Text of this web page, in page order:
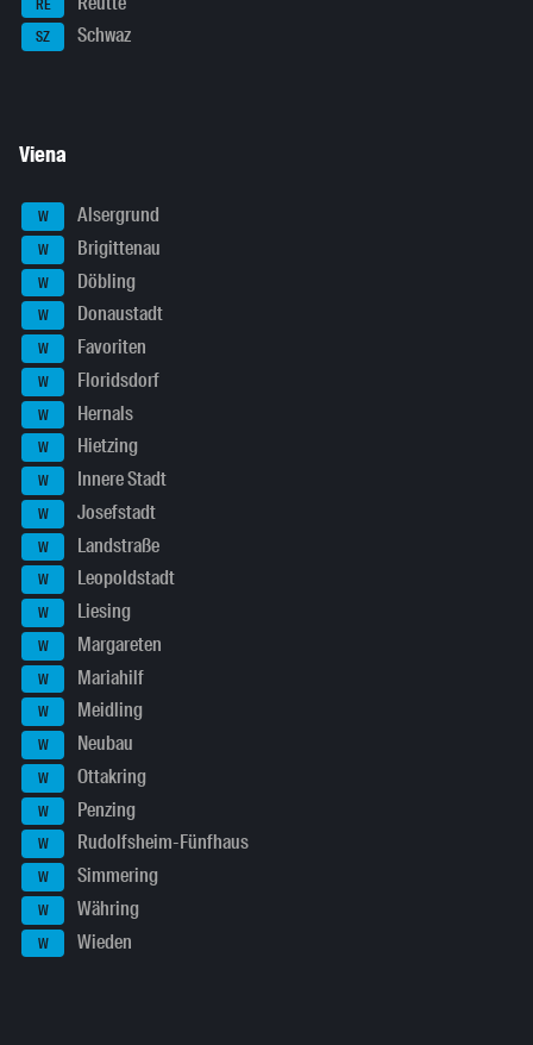
RE
SZ Schwaz
Viena
W Alsergrund
W Brigittenau
W Döbling
W Donaustadt
W Favoriten
W Floridsdorf
W Hernals
W Hietzing
W Innere Stadt
W Josefstadt
W Landstraße
W Leopoldstadt
W Liesing
W Margareten
W Mariahilf
W Meidling
W Neubau
W Ottakring
W Penzing
W Rudolfsheim-Fünfhaus
W Simmering
W Währing
W Wieden